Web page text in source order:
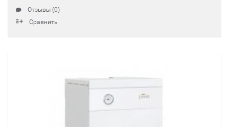
Отзывы (0)
Сравнить